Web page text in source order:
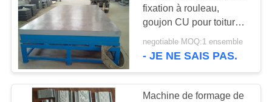
Petit pain de double
couche formant la
machine
fixation à rouleau,
goujon CU pour toiture
durable
negotiable MOQ:1 ensemble
- JE NE SAIS PAS.
Machine de formage de